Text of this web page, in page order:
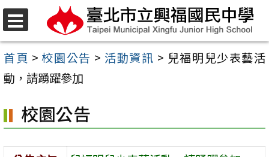
選
單
跳
至
主
要
容
區
首頁 >校園公告 > 活動資訊 > 兒福明兒少表藝活
動，請踴躍參加
校園公告